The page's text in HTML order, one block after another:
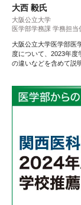
大西 毅氏
大阪公立大学
医学部学務課 学務担当
大阪公立大学医学部医
度について、2023年度
の違いなどを含めて説